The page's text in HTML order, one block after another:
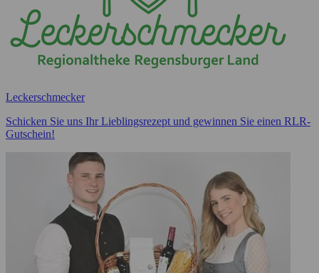
Leckerschmecker
Schicken Sie uns Ihr Lieblingsrezept und gewinnen Sie einen RLR-
Gutschein!